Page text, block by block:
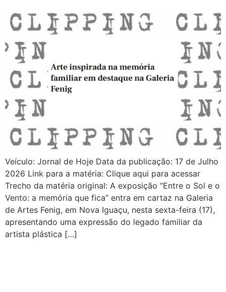
Veículo: Jornal de Hoje Data da publicação: 17 de Julho
2026 Link para a matéria: Clique aqui para acessar
Trecho da matéria original: A exposição “Entre o Sol e o
Vento: a memória que fica” entra em cartaz na Galeria
de Artes Fenig, em Nova Iguaçu, nesta sexta-feira (17),
apresentando uma expressão do legado familiar da
artista plástica […]